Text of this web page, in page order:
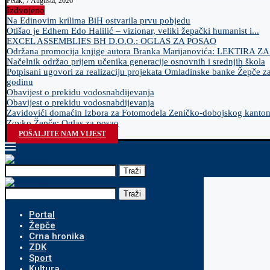
Izdvojeno
Na Edinovim krilima BiH ostvarila prvu pobjedu
Otišao je Edhem Edo Halilić – vizionar, veliki žepački humanist i...
EXCEL ASSEMBLIES BH D.O.O.: OGLAS ZA POSAO
Održana promocija knjige autora Branka Marijanovića: LEKTIRA
Načelnik održao prijem učenika generacije osnovnih i srednjih škola
Potpisani ugovori za realizaciju projekata Omladinske banke Žepče
godinu
Obavijest o prekidu vodosnabdijevanja
Obavijest o prekidu vodosnabdijevanja
Zavidovići domaćin Izbora za Fotomodela Zeničko-dobojskog
Zovko Žepče: Oglas za posao
POŠALJITE NAM VIJEST
Traži
Traži
Portal
Žepče
Crna hronika
ZDK
Sport